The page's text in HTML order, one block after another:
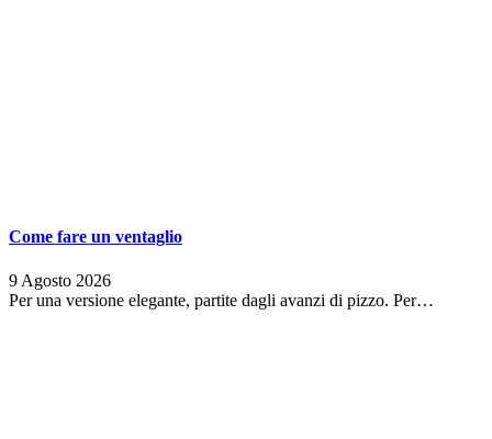
Come fare un ventaglio
9 Agosto 2026
Per una versione elegante, partite dagli avanzi di pizzo. Per…